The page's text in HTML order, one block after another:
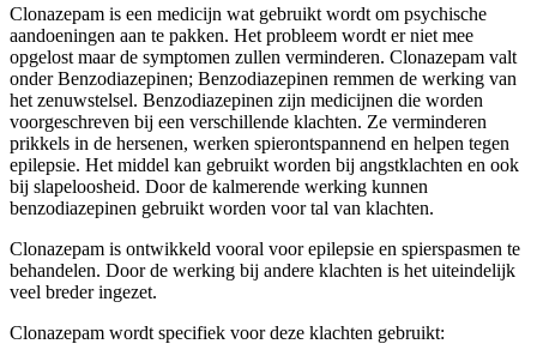
Clonazepam is een medicijn wat gebruikt wordt om psychische
aandoeningen aan te pakken. Het probleem wordt er niet mee
opgelost maar de symptomen zullen verminderen. Clonazepam valt
onder Benzodiazepinen; Benzodiazepinen remmen de werking van
het zenuwstelsel. Benzodiazepinen zijn medicijnen die worden
voorgeschreven bij een verschillende klachten. Ze verminderen
prikkels in de hersenen, werken spierontspannend en helpen tegen
epilepsie. Het middel kan gebruikt worden bij angstklachten en ook
bij slapeloosheid. Door de kalmerende werking kunnen
benzodiazepinen gebruikt worden voor tal van klachten.
Clonazepam is ontwikkeld vooral voor epilepsie en spierspasmen te
behandelen. Door de werking bij andere klachten is het uiteindelijk
veel breder ingezet.
Clonazepam wordt specifiek voor deze klachten gebruikt: